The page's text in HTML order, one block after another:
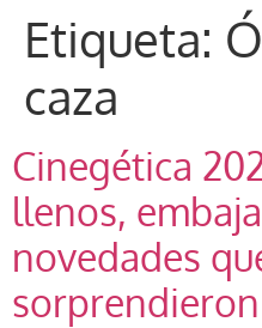
Etiqueta:
caza
Cinegética
llenos,
novedades
sorprendieron